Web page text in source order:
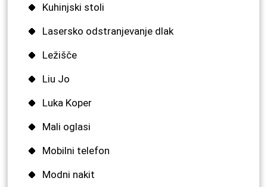
Kuhinjski stoli
Lasersko odstranjevanje dlak
Ležišče
Liu Jo
Luka Koper
Mali oglasi
Mobilni telefon
Modni nakit